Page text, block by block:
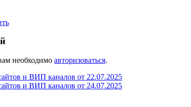
необходимо авторизоваться.
и ВИП каналов от 22.07.2025
и ВИП каналов от 24.07.2025